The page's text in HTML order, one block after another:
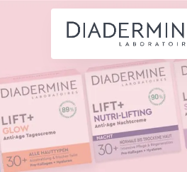
PRODUKTTYP
Feuchtigkeit und
Ausstrahlung
Startseite
inhaltsstoffe